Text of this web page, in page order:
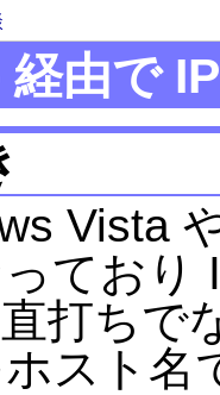
由で
Vista
ており
打ちで
スト名